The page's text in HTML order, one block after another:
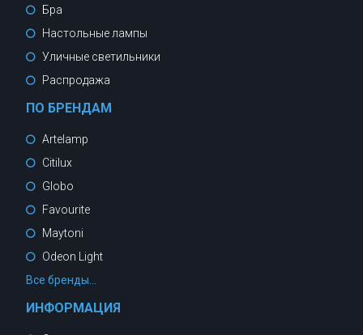
Бра
Настольные лампы
Уличные светильники
Распродажа
ПО БРЕНДАМ
Artelamp
Citilux
Globo
Favourite
Maytoni
Odeon Light
Все бренды...
ИНФОРМАЦИЯ